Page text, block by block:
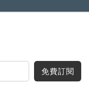
免費訂閱